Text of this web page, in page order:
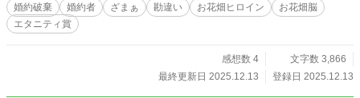
婚約破棄 婚約者 ざまぁ 勘違い お花畑ヒロイン
お花畑脳
エタニティ賞
感想数 4
文字数 3,866
最終更新日 2025.12.13
登録日 2025.12.13